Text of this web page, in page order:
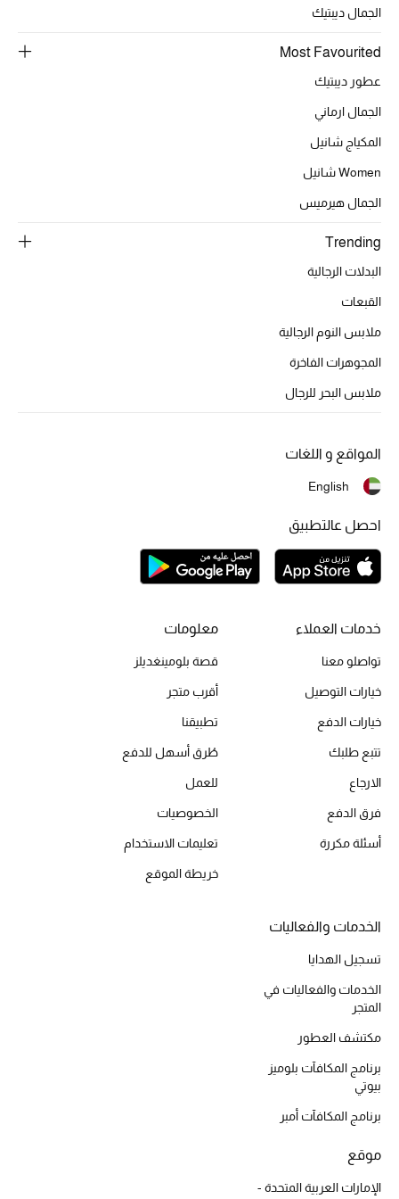
هدايا للنساء
جميع الملابس النسائية
جميع الأحذية النسائية
جميع الإكسسورات النسائية
الموسم الجديد
دليل ملتزمات الحقائب
حقائب الأطفال
أبرز المصممين
أبرز الحقائب
تشكيلة الأحذية
الأحذية الرجالية
أحذية للأطفال
أبرز المصممين
الجمال ديبتيك
Most Favourited
عطور ديبتيك
الجمال ارماني
المكياج شانيل
Women شانيل
الجمال هيرميس
Trending
البدلات الرجالية
القبعات
ملابس النوم الرجالية
المجوهرات الفاخرة
ملابس البحر للرجال
خدمات العملاء
تواصلو معنا
خيارات التوصيل
خيارات الدفع
تتبع طلبك
الارجاع
فرق الدفع
أسئلة مكررة
معلومات
قصة بلومينغديلز
أقرب متجر
تطبيقنا
طُرق أسهل للدفع
للعمل
الخصوصيات
تعليمات الاستخدام
خريطة الموقع
الخدمات والفعاليات
تسجيل الهدايا
الخدمات والفعاليات في
المتجر
مكتشف العطور
برنامج المكافآت بلوميز
بيوتي
برنامج المكافآت أمبر
موقع
الإمارات العربية المتحدة -
المواقع و اللغات
English
احصل عالتطبيق